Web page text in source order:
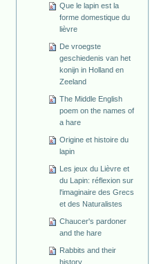
Que le lapin est la
forme domestique du
lièvre
De vroegste
geschiedenis van het
konijn in Holland en
Zeeland
The Middle English
poem on the names of
a hare
Origine et histoire du
lapin
Les jeux du Lièvre et
du Lapin: réflexion sur
l'imaginaire des Grecs
et des Naturalistes
Chaucer's pardoner
and the hare
Rabbits and their
history